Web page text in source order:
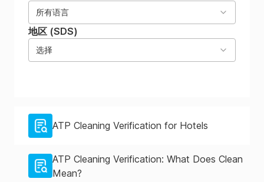
所有语言
地区 (SDS)
选择
ATP Cleaning Verification for Hotels
ATP Cleaning Verification: What Does Clean
Mean?